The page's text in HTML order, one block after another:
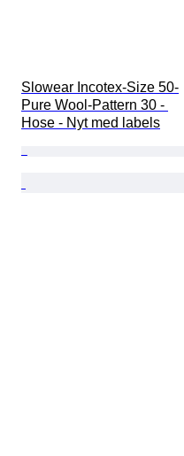
Slowear Incotex-Size 50-
Pure Wool-Pattern 30 -
Hose - Nyt med labels